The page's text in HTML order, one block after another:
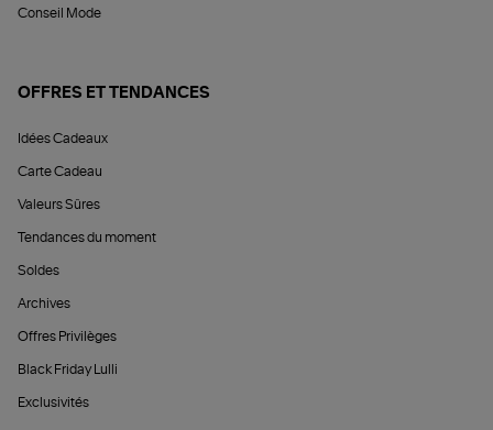
Conseil Mode
OFFRES ET TENDANCES
Idées Cadeaux
Carte Cadeau
Valeurs Sûres
Tendances du moment
Soldes
Archives
Offres Privilèges
Black Friday Lulli
Exclusivités